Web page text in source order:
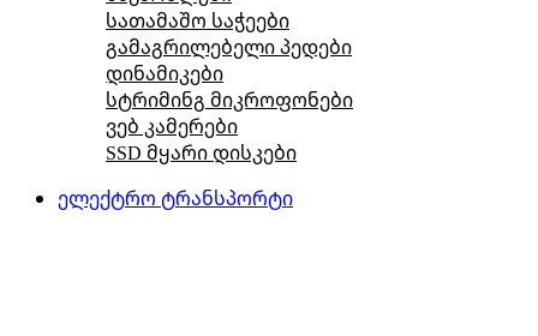
სათამაშო საჭეები
გამაგრილებელი პედები
დინამიკები
სტრიმინგ მიკროფონები
ვებ კამერები
SSD მყარი დისკები
ელექტრო ტრანსპორტი